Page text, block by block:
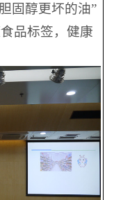
固醇更坏的油”
品标签，健康